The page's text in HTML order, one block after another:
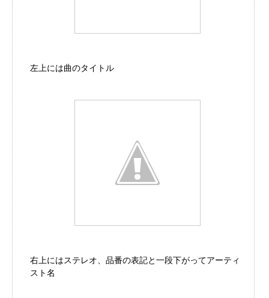
左上には曲のタイトル
右上にはステレオ、品番の表記と一段下がってアーティ
スト名